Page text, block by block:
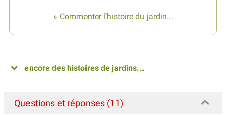
» Commenter l’histoire du jardin...
encore des histoires de jardins...
Questions et réponses (11)